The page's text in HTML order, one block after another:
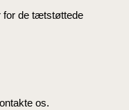
for de tætstøttede
os.